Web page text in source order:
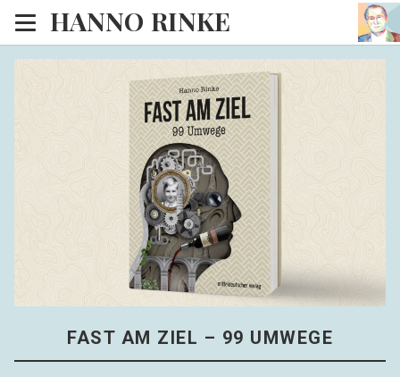
HANNO RINKE
Heim
EISINSEL
Sonntagspredigten
Blog
Lesesaal
Hörsaal
Kinosaal
FAST AM ZIEL – 99 UMWEGE